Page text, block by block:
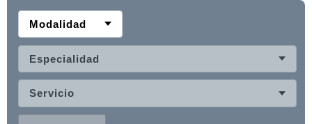
Modalidad
Especialidad
Servicio